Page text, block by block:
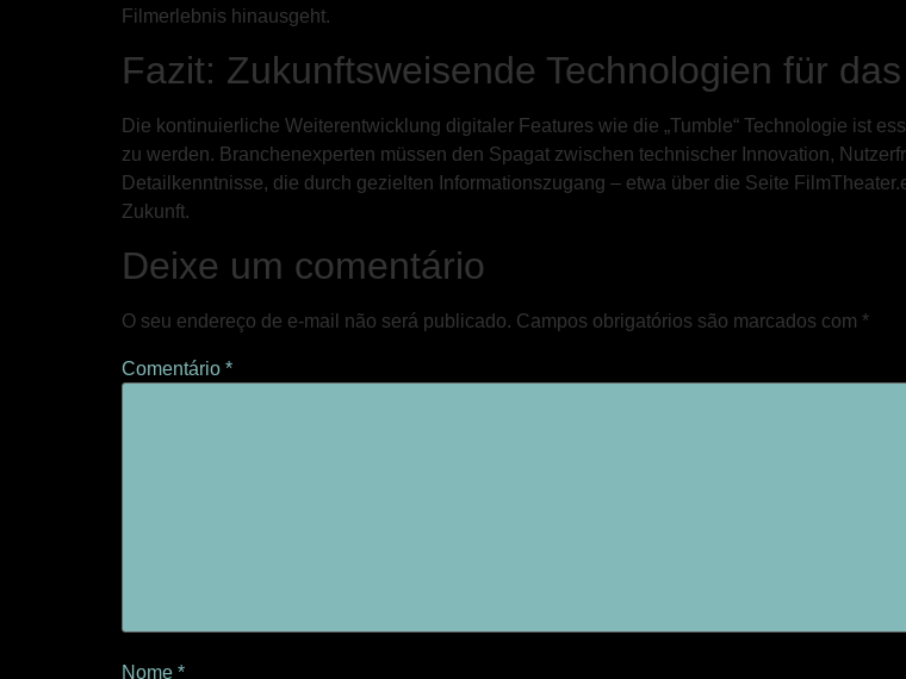
Filmerlebnis hinausgeht.
Fazit: Zukunftsweisende Technologien für
Die kontinuierliche Weiterentwicklung digitaler Features wie die „Tumble“ Technologie ist
zu werden. Branchenexperten müssen den Spagat zwischen technischer Innovation,
Detailkenntnisse, die durch gezielten Informationszugang – etwa über die Seite
Zukunft.
Deixe um comentário
O seu endereço de e-mail não será publicado. Campos obrigatórios são marcados com *
Comentário *
Nome *